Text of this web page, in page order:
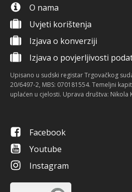
O nama
Uvjeti korištenja
Izjava o konverziji
Izjava o povjerljivosti
Upisano u sudski registar Trgovačkog
20/6497-2, MBS: 070181554. Temeljni
uplaćen u cjelosti. Uprava društva: Nikola
Facebook
Youtube
Instagram